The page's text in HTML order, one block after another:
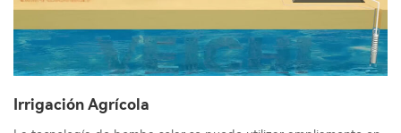
Irrigación Agrícola